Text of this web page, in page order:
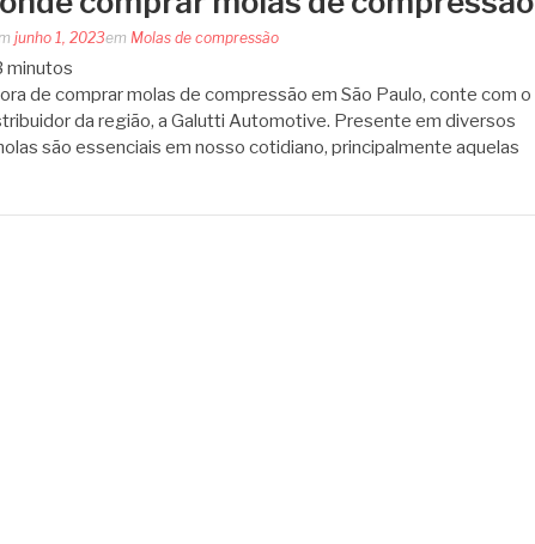
junho 1, 2023em Molas de compressão
minutos
de comprar molas de compressão em São Paulo, conte com o
da região, a Galutti Automotive. Presente em diversos
são essenciais em nosso cotidiano, principalmente aquelas